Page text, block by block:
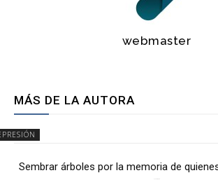
webmaster
MÁS DE LA AUTORA
Sembrar árboles por la memoria de